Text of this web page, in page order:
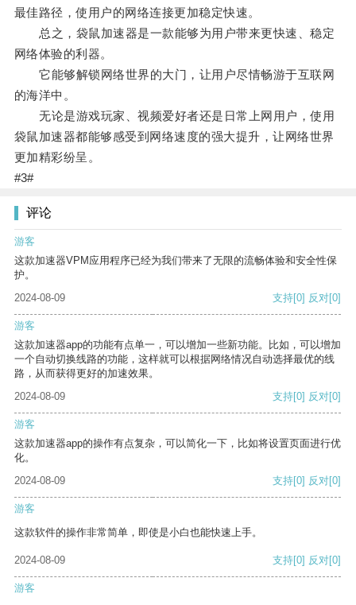
最佳路径，使用户的网络连接更加稳定快速。
总之，袋鼠加速器是一款能够为用户带来更快速、稳定
网络体验的利器。
它能够解锁网络世界的大门，让用户尽情畅游于互联网
的海洋中。
无论是游戏玩家、视频爱好者还是日常上网用户，使用
袋鼠加速器都能够感受到网络速度的强大提升，让网络世界
更加精彩纷呈。
#3#
评论
游客
这款加速器VPM应用程序已经为我们带来了无限的流畅体验和安全性保
护。
2024-08-09
支持[0] 反对[0]
游客
这款加速器app的功能有点单一，可以增加一些新功能。比如，可以增加
一个自动切换线路的功能，这样就可以根据网络情况自动选择最优的线
路，从而获得更好的加速效果。
2024-08-09
支持[0] 反对[0]
游客
这款加速器app的操作有点复杂，可以简化一下，比如将设置页面进行优
化。
2024-08-09
支持[0] 反对[0]
游客
这款软件的操作非常简单，即使是小白也能快速上手。
2024-08-09 支持[0] 反对[0]
游客